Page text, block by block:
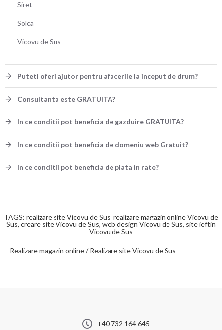
Siret
Solca
Vicovu de Sus
Puteti oferi ajutor pentru afacerile la inceput de drum?
Consultanta este GRATUITA?
In ce conditii pot beneficia de gazduire GRATUITA?
In ce conditii pot beneficia de domeniu web Gratuit?
In ce conditii pot beneficia de plata in rate?
TAGS: realizare site Vicovu de Sus, realizare magazin online Vicovu de
Sus, creare site Vicovu de Sus, web design Vicovu de Sus, site ieftin
Vicovu de Sus
Realizare magazin online / Realizare site Vicovu de Sus
+40 732 164 645